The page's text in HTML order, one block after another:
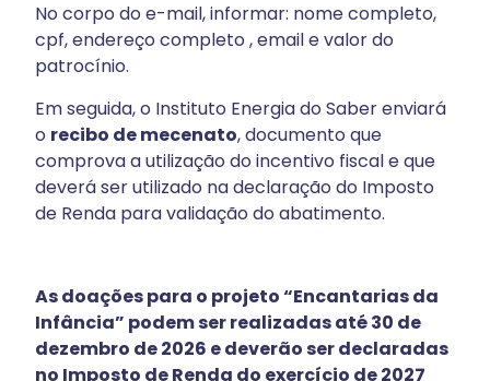
No corpo do e-mail, informar: nome completo,
cpf, endereço completo , email e valor do
patrocínio.
Em seguida, o Instituto Energia do Saber enviará
o recibo de mecenato, documento que
comprova a utilização do incentivo fiscal e que
deverá ser utilizado na declaração do Imposto
de Renda para validação do abatimento.
As doações para o projeto “Encantarias da
Infância” podem ser realizadas até 30 de
dezembro de 2026 e deverão ser declaradas
no Imposto de Renda do exercício de 2027